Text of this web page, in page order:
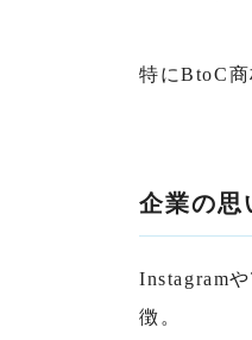
特にBtoC
企業の思
Instagram
徴。